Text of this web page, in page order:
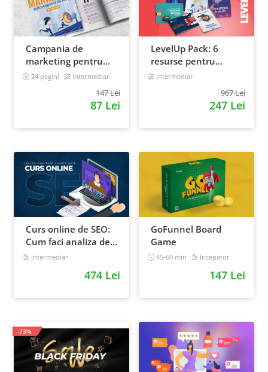
Campania de
marketing pentru
magazinul tau
24 pagini Intermediar
147 Lei
87 Lei
LevelUp Pack: 6
resurse pentru
antreprenorii care
Intermediar
967 Lei
247 Lei
Curs online de SEO:
Cum faci analiza de
cuvinte cheie si
Intermediar
474 Lei
GoFunnel Board
Game
45-60 min Incepator
147 Lei
-73%